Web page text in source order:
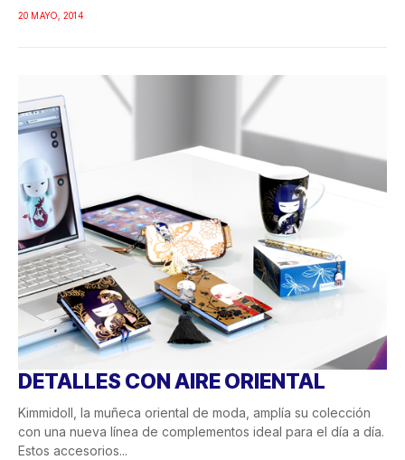
20 MAYO, 2014
DETALLES CON AIRE ORIENTAL
Kimmidoll, la muñeca oriental de moda, amplía su colección
con una nueva línea de complementos ideal para el día a día.
Estos accesorios...